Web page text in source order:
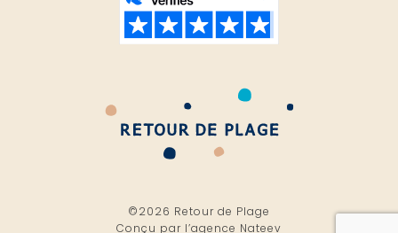
©2026 Retour de Plage
Conçu par l’agence Nateev